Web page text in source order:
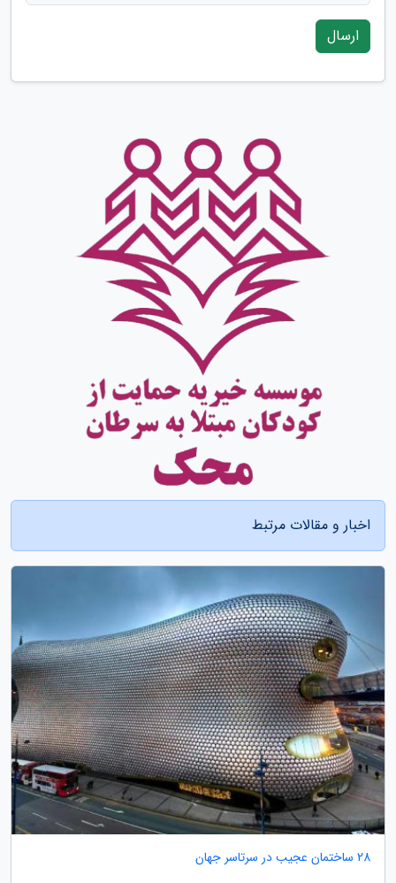
ارسال
اخبار و مقالات مرتبط
28 ساختمان عجیب در سرتاسر جهان